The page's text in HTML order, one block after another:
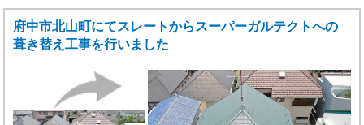
府中市北山町にてスレートからスーパーガルテクトへの
葺き替え工事を行いました